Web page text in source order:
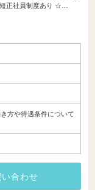
正社員制度あり ☆…
方や待遇条件について
い合わせ